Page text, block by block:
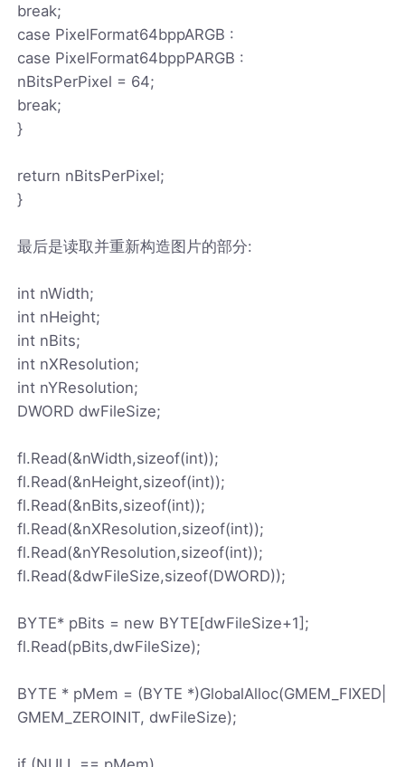
break;
case PixelFormat64bppARGB :
case PixelFormat64bppPARGB :
nBitsPerPixel = 64;
break;
}
return nBitsPerPixel;
}
最后是读取并重新构造图片的部分:
int nWidth;
int nHeight;
int nBits;
int nXResolution;
int nYResolution;
DWORD dwFileSize;
fl.Read(&nWidth,sizeof(int));
fl.Read(&nHeight,sizeof(int));
fl.Read(&nBits,sizeof(int));
fl.Read(&nXResolution,sizeof(int));
fl.Read(&nYResolution,sizeof(int));
fl.Read(&dwFileSize,sizeof(DWORD));
BYTE* pBits = new BYTE[dwFileSize+1];
fl.Read(pBits,dwFileSize);
BYTE * pMem = (BYTE *)GlobalAlloc(GMEM_FIXED|
GMEM_ZEROINIT, dwFileSize);